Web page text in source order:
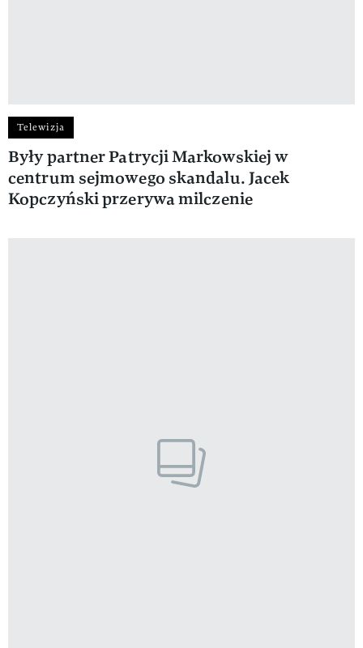
Telewizja
Były partner Patrycji Markowskiej w
centrum sejmowego skandalu. Jacek
Kopczyński przerywa milczenie